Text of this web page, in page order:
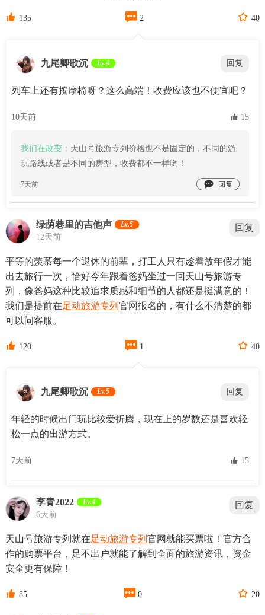
 135  2  40
九尾卿歌沉 Lv.4 回复
列车上还有按摩椅呀？这么高端！收费应该也不便宜吧？
10天前  15
我们在改变： 天山号旅游专列价格也不是固定的，不同的游
玩路线或者是不同的房型，收费都不一样哟！
7天前 
绿荫巷里的吉他声 Lv.5
12天前
回复
平等的羡慕每一个退休的前辈，打工人只有趁着放年假才能
出去旅行一次，恰好今年跟着爸妈坐过一回天山号旅游专
列，像爸妈这种比较追求质感和细节的人都还是挺满意的！
我们是提前在足动旅游专列 官网报名的，有什么不清楚的都
可以问客服。
 120  1  40
九尾卿歌沉 Lv.5 回复
年轻的时候出门玩比较爱折腾，现在上的岁数还是喜欢轻
松一点的出游方式。
7天前  15
李青2022 Lv.4
6天前
回复
天山号旅游专列就在足动旅游专列 官网就能买票啦！官方合
作的购票平台，足不出户就能了解到全面的旅游资讯，资金
安全更有保障！
 85  0  20